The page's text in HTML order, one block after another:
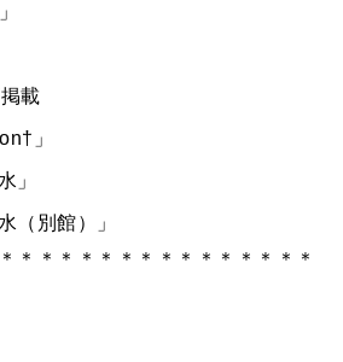
載
」
」
（別館）」
＊＊＊＊＊＊＊＊＊＊＊＊＊＊＊